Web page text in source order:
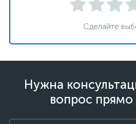
Сделайте
Нужна
вопрос прямо